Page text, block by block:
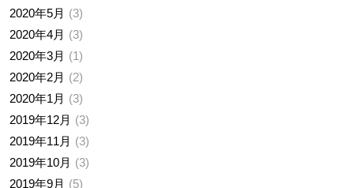
2020年5月
3
2020年4月
3
2020年3月
1
2020年2月
2
2020年1月
3
2019年12月
3
2019年11月
3
2019年10月
3
2019年9月
5